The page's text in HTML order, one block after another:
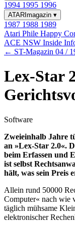
1994 1995 1996
ATARImagazin ▾
1987 1988 1989
Atari Phile Happy
ACE NSW Inside
← ST-Magazin 04 /
Lex-Star
Software
Zweieinhalb Jahre
an »Lex-Star 2.0«.
beim Erfassen und
ist selbst
hält, was sein Preis
Allein rund 50000
Computer« nach wie
täglich mühsame
elektronischer